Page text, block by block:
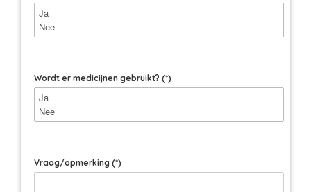
Wordt er medicijnen gebruikt? (*)
Vraag/opmerking (*)